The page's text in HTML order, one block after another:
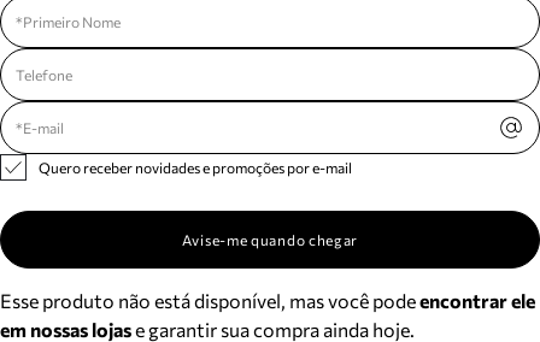
Quero receber novidades e promoções por e-mail
Avise-me quando chegar
Esse produto não está disponível, mas você podeencontrar ele
em nossas lojase garantir sua compra ainda hoje.